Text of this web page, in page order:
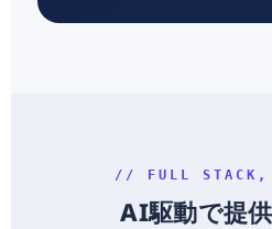
// FULL STACK,
AI駆動で提